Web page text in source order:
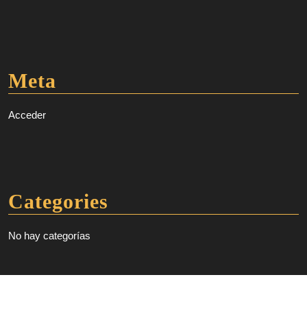
Meta
Acceder
Categories
No hay categorías